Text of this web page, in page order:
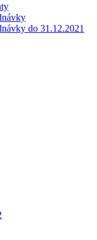
do 31.12.2021